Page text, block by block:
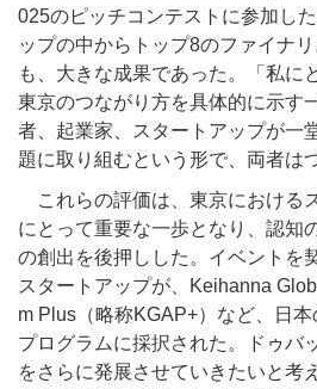
025のピッチコンテストに参加し
ップの中からトップ8のファイナ
も、大きな成果であった。「私に
東京のつながり方を具体的に示す
者、起業家、スタートアップが一
題に取り組むという形で、両者は
これらの評価は、東京における
にとって重要な一歩となり、認知
の創出を後押しした。イベントを
スタートアップが、Keihanna
m Plus（略称KGAP+）など、日
プログラムに採択された。ドゥバ
をさらに発展させていきたいと考